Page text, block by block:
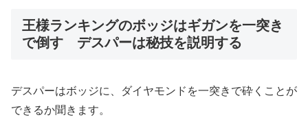
王様ランキングのボッジはギガンを一突き
で倒す デスパーは秘技を説明する
デスパーはボッジに、ダイヤモンドを一突きで砕くことが
できるか聞きます。